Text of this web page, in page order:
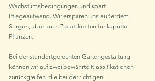
Wachstumsbedingungen und spart
Pflegeaufwand. Wir ersparen uns außerdem
Sorgen, aber auch Zusatzkosten für kaputte
Pflanzen.
Bei der standortgerechten Gartengestaltung
können wir auf zwei bewährte Klassifikationen
zurückgreifen, die bei der richtigen